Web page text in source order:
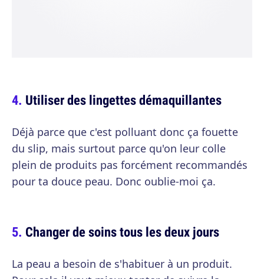
Utiliser des lingettes démaquillantes
Déjà parce que c'est polluant donc ça fouette
du slip, mais surtout parce qu'on leur colle
plein de produits pas forcément recommandés
pour ta douce peau. Donc oublie-moi ça.
Changer de soins tous les deux jours
La peau a besoin de s'habituer à un produit.